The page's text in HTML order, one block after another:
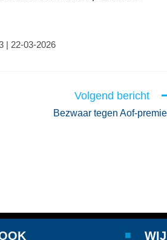
| 22-03-2026
Volgend bericht
Bezwaar tegen Aof-